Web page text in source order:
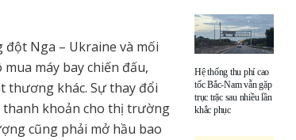
đột Nga – Ukraine và mối
máy bay chiến đấu,
thương khác. Sự thay đổi
thanh khoản cho thị trường
cũng phải mở hầu bao
Hệ thống thu phí cao
tốc Bắc-Nam vẫn gặp
trục trặc sau nhiều lần
khắc phục